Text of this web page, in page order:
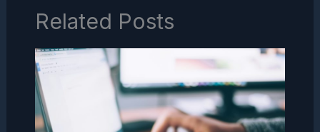
Related Posts